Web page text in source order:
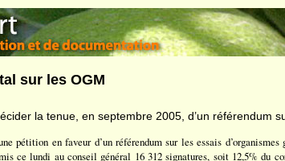
sur les OGM
la tenue, en septembre 2005, d’un référendum
pétition en faveur d’un référendum sur les essais
ce lundi au conseil général 16 312 signatures, soit 12,5% du